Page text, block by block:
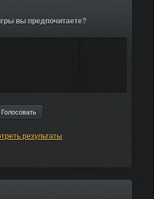
вы предпочитаете?
результаты